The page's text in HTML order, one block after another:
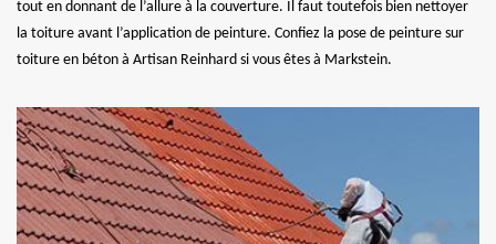
tout en donnant de l’allure à la couverture. Il faut toutefois bien nettoyer
la toiture avant l’application de peinture. Confiez la pose de peinture sur
toiture en béton à Artisan Reinhard si vous êtes à Markstein.